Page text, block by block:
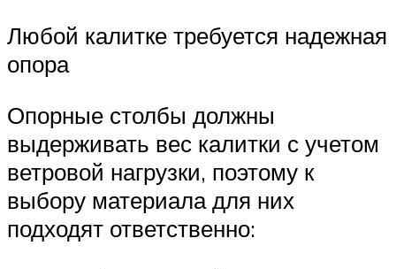
Любой калитке требуется надежная
опора
Опорные столбы должны
выдерживать вес калитки с учетом
ветровой нагрузки, поэтому к
выбору материала для них
подходят ответственно: